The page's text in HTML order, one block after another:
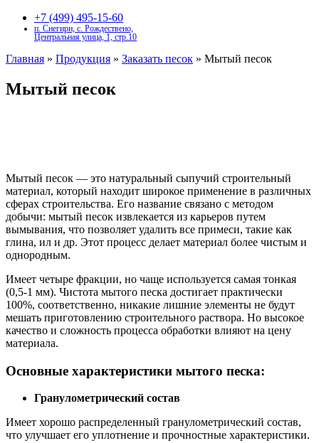
+7 (499) 495-15-60
п. Снегири, с. Рождествено,
Центральная улица, 1, стр.10
Главная » Продукция » Заказать песок » Мытый песок
Мытый песок
Мытый песок — это натуральный сыпучий строительный
материал, который находит широкое применение в различных
сферах строительства. Его название связано с методом
добычи: мытый песок извлекается из карьеров путем
вымывания, что позволяет удалить все примеси, такие как
глина, ил и др. Этот процесс делает материал более чистым и
однородным.
Имеет четыре фракции, но чаще используется самая тонкая
(0,5-1 мм). Чистота мытого песка достигает практически
100%, соответственно, никакие лишние элементы не будут
мешать приготовлению строительного раствора. Но высокое
качество и сложность процесса обработки влияют на цену
материала.
Основные характеристики мытого песка:
Гранулометрический состав
Имеет хорошо распределенный гранулометрический состав,
что улучшает его уплотнение и прочностные характеристики.